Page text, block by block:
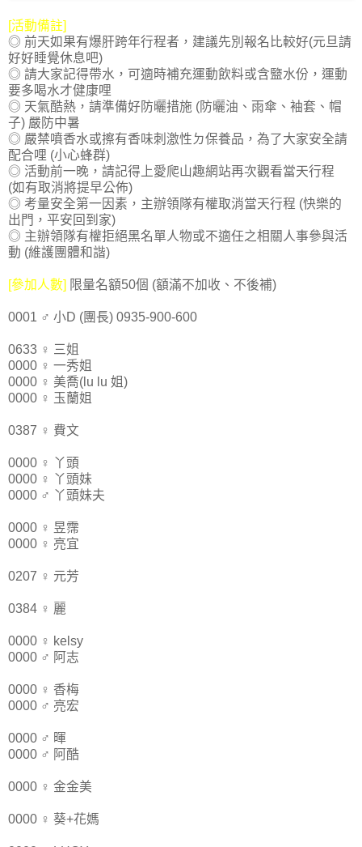
[活動備註]
◎ 前天如果有爆肝跨年行程者，建議先別報名比較好(元旦請
好好睡覺休息吧)
◎ 請大家記得帶水，可適時補充運動飲料或含盬水份，運動
要多喝水才健康哩
◎ 天氣酷熱，請準備好防曬措施 (防曬油、雨傘、袖套、帽
子) 嚴防中暑
◎ 嚴禁噴香水或擦有香味刺激性ㄉ保養品，為了大家安全請
配合哩 (小心蜂群)
◎ 活動前一晚，請記得上愛爬山趣網站再次觀看當天行程
(如有取消將提早公佈)
◎ 考量安全第一因素，主辦領隊有權取消當天行程 (快樂的
出門，平安回到家)
◎ 主辦領隊有權拒絕黑名單人物或不適任之相關人事參與活
動 (維護團體和諧)
[參加人數] 限量名額50個 (額滿不加收、不後補)
0001 ♂ 小D (團長) 0935-900-600
0633 ♀ 三姐
0000 ♀ 一秀姐
0000 ♀ 美喬(lu lu 姐)
0000 ♀ 玉蘭姐
0387 ♀ 費文
0000 ♀ 丫頭
0000 ♀ 丫頭妹
0000 ♂ 丫頭妹夫
0000 ♀ 昱霈
0000 ♀ 亮宜
0207 ♀ 元芳
0384 ♀ 麗
0000 ♀ kelsy
0000 ♂ 阿志
0000 ♀ 香梅
0000 ♂ 亮宏
0000 ♂ 暉
0000 ♂ 阿酷
0000 ♀ 金金美
0000 ♀ 葵+花媽